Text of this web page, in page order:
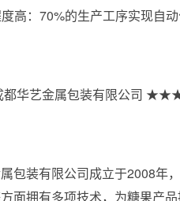
高：70%的生产工序实现自
都华艺金属包装有限公司
包装有限公司成立于2008年
面拥有多项技术，为糖果产品